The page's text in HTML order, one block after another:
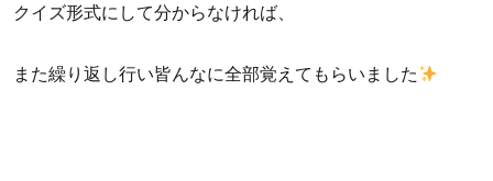
クイズ形式にして分からなければ、
また繰り返し行い皆んなに全部覚えてもらいました